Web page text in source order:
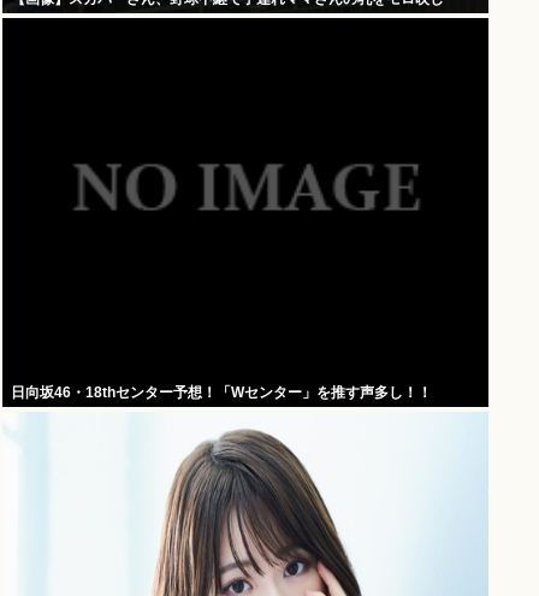
日向坂46・18thセンター予想！「Wセンター」を推す声多し！！